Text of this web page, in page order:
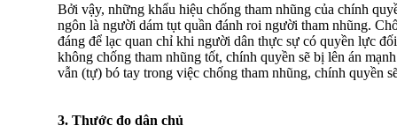
Bởi vậy, những khẩu hiệu chống tham nhũng của chính
ngôn là người dám tụt quần đánh roi người tham nhũng.
đáng để lạc quan chỉ khi người dân thực sự có quyền lực
không chống tham nhũng tốt, chính quyền sẽ bị lên án
vẫn (tự) bó tay trong việc chống tham nhũng, chính quyền
3. Thước đo dân chủ